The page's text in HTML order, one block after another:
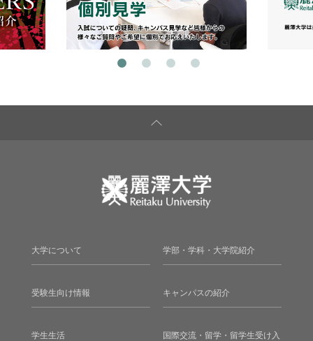
大学について 学部・学科・大学院紹介
受験生向け情報 キャンパスの紹介
学生生活
国際交流・留学・留学生受け入